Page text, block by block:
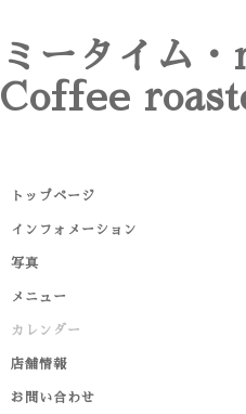
ミータイム
Coffee
トップページ
インフォメーション
写真
メニュー
カレンダー
店舗情報
お問い合わせ